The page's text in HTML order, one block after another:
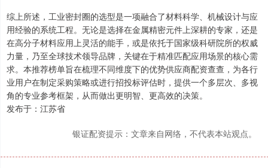
综上所述，工业密封圈的选型是一项融合了材料科学、机械设计与应
用经验的系统工程。无论是选择在金属精密元件上深耕的专家，还是
在高分子材料应用上灵活的能手，或是依托于国家级科研院所的权威
力量，乃至全球技术领导品牌，关键在于精准匹配应用场景的核心需
求。本推荐榜单旨在梳理不同维度下的优势供应商配资查查，为各行
业用户在制定采购策略或进行招投标评估时，提供一个多层次、多视
角的专业参考框架，从而做出更明智、更高效的决策。
发布于：江苏省
银证配资提示：文章来自网络，不代表本站观点。